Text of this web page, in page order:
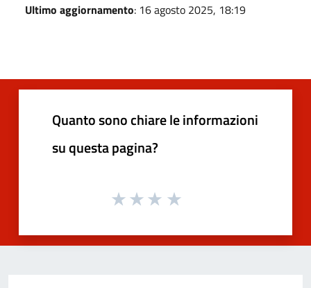
Ultimo aggiornamento: 16 agosto 2025, 18:19
Quanto sono chiare le informazioni
su questa pagina?